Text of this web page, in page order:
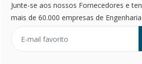
Junte-se aos nossos Fornecedores e
mais de 60.000 empresas de